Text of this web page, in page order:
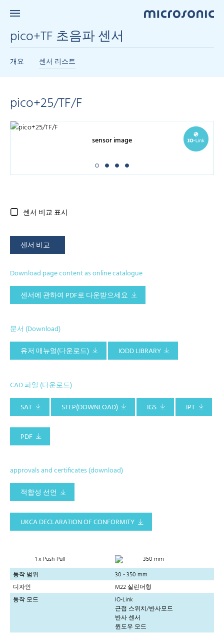
pico+TF 초음파 센서
개요 센서 리스트
pico+25/TF/F
sensor image
센서 비교 표시
센서 비교
Download page content as online catalogue
센서에 관하여 PDF로 다운받으세요
문서 (Download)
유저 매뉴얼(다운로드)
IODD LIBRARY
CAD 파일 (다운로드)
SAT
STEP(DOWNLOAD) IGS IPT
PDF
approvals and certificates (download)
적합성 선언
UKCA DECLARATION OF CONFORMITY
1 x Push-Pull
350 mm
동작 범위
30 - 350 mm
디자인
M22 실린더형
동작 모드
IO-Link
근접 스위치/반사모드
반사 센서
윈도우 모드